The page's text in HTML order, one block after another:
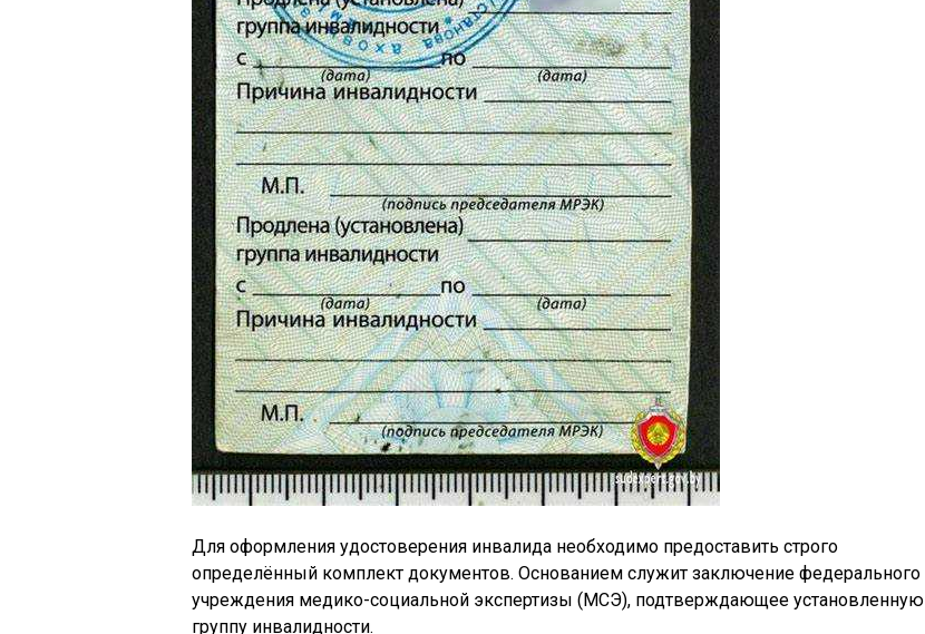
Для оформления удостоверения инвалида необходимо предоставить строго
определённый комплект документов. Основанием служит заключение федерального
учреждения медико-социальной экспертизы (МСЭ), подтверждающее установленную
группу инвалидности.